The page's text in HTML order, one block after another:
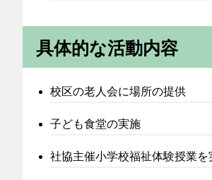
具体的な活動内容
校区の老人会に場所の提供
子ども食堂の実施
社協主催小学校福祉体験授業を